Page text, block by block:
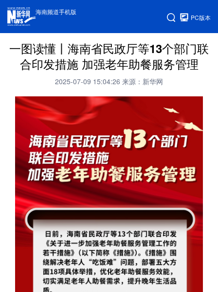
海南频道手机版
PC版本
一图读懂丨海南省民政厅等13个部门联
合印发措施 加强老年助餐服务管理
2025-07-09 15:04:26 来源：新华网